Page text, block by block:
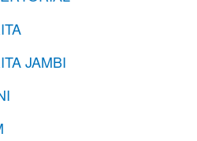
JAMBI